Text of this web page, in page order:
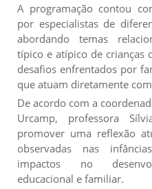
A programação contou
por especialistas de
abordando temas
típico e atípico de crianças
desafios enfrentados por
que atuam diretamente
De acordo com a
Urcamp, professora
promover uma reflexão
observadas nas
impactos no
educacional e familiar.